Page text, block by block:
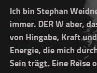
Ich bin Stephan
immer. DER W aber,
von Hingabe, Kraft
Energie, die mich
Sein trägt. Eine Reise